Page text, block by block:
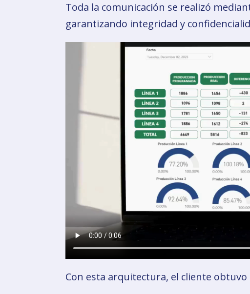
Toda la comunicación se realizó
garantizando integridad y
Con esta arquitectura, el cliente